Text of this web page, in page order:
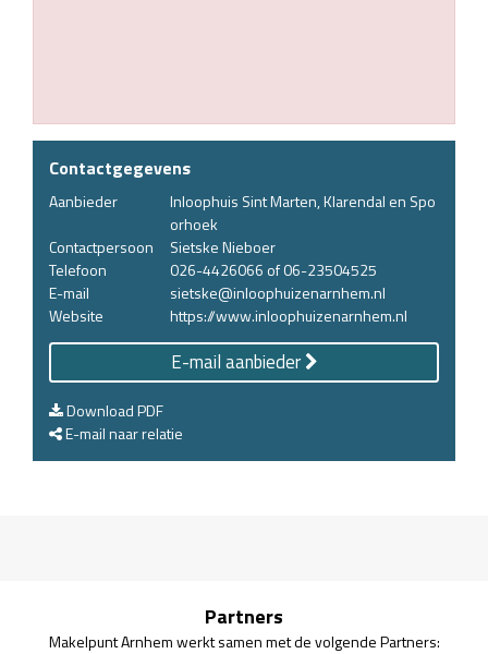
Contactgegevens
Aanbieder
Inloophuis Sint Marten, Klarendal en Spo
orhoek
Contactpersoon
Sietske Nieboer
Telefoon
026-4426066 of 06-23504525
E-mail
sietske@inloophuizenarnhem.nl
Website
https://www.inloophuizenarnhem.nl
E-mail aanbieder
Download PDF
E-mail naar relatie
Partners
Makelpunt Arnhem werkt samen met de volgende Partners: